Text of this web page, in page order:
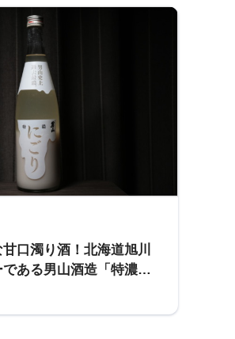
口濁り酒！北海道旭川
ある男山酒造「特濃に
た